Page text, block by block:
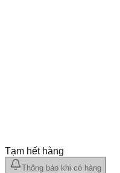
Tạm hết hàng
Thông báo khi có hàng